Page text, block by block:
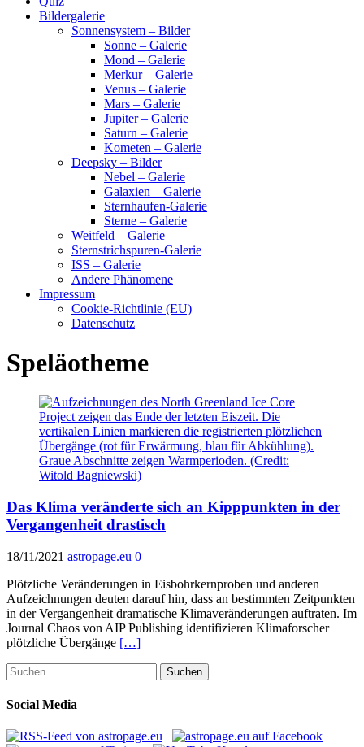
Bildergalerie
Sonnensystem – Bilder
Sonne – Galerie
Mond – Galerie
Merkur – Galerie
Venus – Galerie
Mars – Galerie
Jupiter – Galerie
Saturn – Galerie
Kometen – Galerie
Deepsky – Bilder
Nebel – Galerie
Galaxien – Galerie
Sternhaufen-Galerie
Sterne – Galerie
Weitfeld – Galerie
Sternstrichspuren-Galerie
ISS – Galerie
Andere Phänomene
Impressum
Cookie-Richtlinie (EU)
Datenschutz
Speläotheme
Das Klima veränderte sich an Kipppunkten in der
Vergangenheit drastisch
18/11/2021 astropage.eu 0
Plötzliche Veränderungen in Eisbohrkernproben und anderen
Aufzeichnungen deuten darauf hin, dass an bestimmten Zeitpunkten
in der Vergangenheit dramatische Klimaveränderungen auftraten. Im
Journal Chaos von AIP Publishing identifizieren Klimaforscher
plötzliche Übergänge […]
Suchen
nach:
Social Media